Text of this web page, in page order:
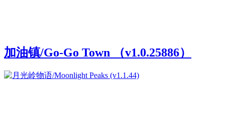
加油镇/Go-Go Town （v1.0.25886）